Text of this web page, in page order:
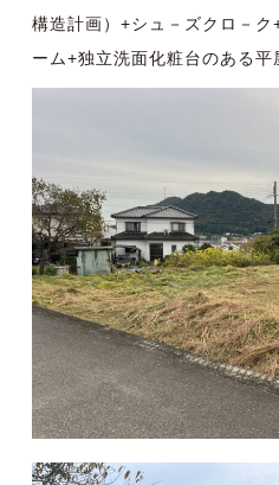
構造計画）+シュ－ズクロ－
ーム+独立洗面化粧台のある平